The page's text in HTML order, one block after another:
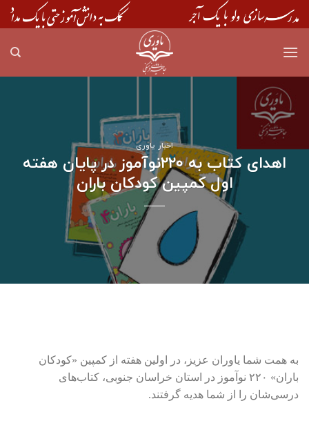
Skip
to
اخبار یاوری
اهدای کتاب به ۲۲۰نوآموز در پایان هفته
اول کمپین کودکان باران
به همت شما یاوران عزیز، در اولین هفته از کمپین «کودکان
باران» ۲۲۰ نو‌آموز در استان خراسان جنوبی، کتاب‌های
درسی‌شان را از شما هدیه گرفتند.